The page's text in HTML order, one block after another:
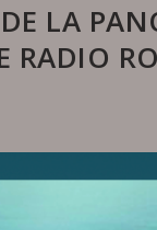
LA
RADIO